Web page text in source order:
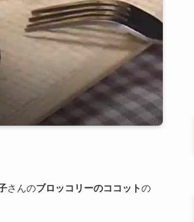
さんのブロッコリーのココットの